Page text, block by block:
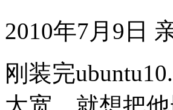
2010年7月9日
刚装完